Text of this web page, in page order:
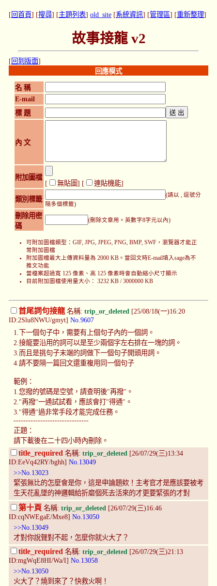
[ 回首頁] [搜尋] [主題列表] old_site [系統資訊] [管理區] [重新整理]
故事接龍 v2
[ 回到版面]
回應模式
名 稱
E-mail
標 題
內 文
附加圖檔
[ 無貼圖] [ 連貼機能]
類別標籤
(請以 , 逗號分
隔多個標籤)
刪除用密
碼
(刪除文章用。英數字8字元以內)
可附加圖檔類型：GIF, JPG, JPEG, PNG, BMP, SWF，瀏覽器才能正
常附加圖檔
附加圖檔最大上傳資料量為 2000 KB。當回文時E-mail填入sage為不
推文功能
當檔案超過寬 125 像素、高 125 像素時會自動縮小尺寸顯示
目前附加圖檔使用量大小： 3232 KB / 3000000 KB
首尾詞句接龍 名稱: trip_or_deleted [25/08/18(一)16:20
ID:2Slu8NWU/gmyt] No.9607
1.下一個句子中，需要有上個句子內的一個詞。
2.接龍要沿用的詞可以是至少兩個字左右排在一塊的詞。
3.而且是挑句子末端的詞做下一個句子開頭用詞。
4.請不要隔一篇回文還重複用同一個句子
範例：
1.您撥的號碼是空號，請查明後"再撥"。
2."再撥"一通試試看，應該會打"得通"。
3."得通"過非常手段才能完成任務。
-------------------------------
正題：
請下載後在二十四小時內刪除。
title_required 名稱: trip_or_deleted [26/07/29(三)13:34
ID:EeVq42RY/bghh] No.13049
>>No.13023
緊張無比的怎麼會是你，這是申論題欸！主考官才是應該要被考
生天花亂墜的神邏輯給折磨個死去活來的才更要緊張的才對
第十頁 名稱: trip_or_deleted [26/07/29(三)16:46
ID:cqNWEgaE/Mxe8] No.13050
>>No.13049
才對你說聲對不起，怎麼你就火大了？
title_required 名稱: trip_or_deleted [26/07/29(三)21:13
ID:mgWqE8HI/Wa/I] No.13058
>>No.13050
火大了？燒到來了？快救火啊！